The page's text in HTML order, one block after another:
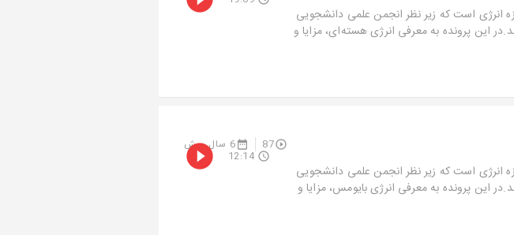
انرژی است که زیر نظر انجمن علمی دانشجویی
این پرونده به معرفی انرژی هسته‌ای، مزایا و
87 6 سال پیش
انرژی است که زیر نظر انجمن علمی دانشجویی
این پرونده به معرفی انرژی بایومس، مزایا و
12:14